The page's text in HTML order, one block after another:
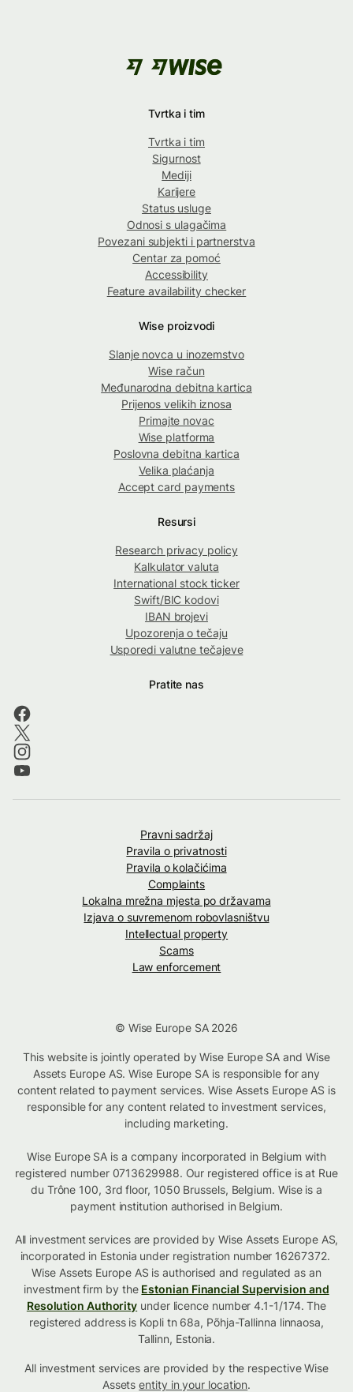
Tvrtka i tim
Tvrtka i tim
Sigurnost
Mediji
Karijere
Status usluge
Odnosi s ulagačima
Povezani subjekti i partnerstva
Centar za pomoć
Accessibility
Feature availability checker
Wise proizvodi
Slanje novca u inozemstvo
Wise račun
Međunarodna debitna kartica
Prijenos velikih iznosa
Primajte novac
Wise platforma
Poslovna debitna kartica
Velika plaćanja
Accept card payments
Resursi
Research privacy policy
Kalkulator valuta
International stock ticker
Swift/BIC kodovi
IBAN brojevi
Upozorenja o tečaju
Usporedi valutne tečajeve
Pratite nas
Pravni sadržaj
Pravila o privatnosti
Pravila o kolačićima
Complaints
Lokalna mrežna mjesta po državama
Izjava o suvremenom robovlasništvu
Intellectual property
Scams
Law enforcement
© Wise Europe SA 2026
This website is jointly operated by Wise Europe SA and Wise
Assets Europe AS. Wise Europe SA is responsible for any
content related to payment services. Wise Assets Europe AS is
responsible for any content related to investment services,
including marketing.
Wise Europe SA is a company incorporated in Belgium with
registered number 0713629988. Our registered office is at Rue
du Trône 100, 3rd floor, 1050 Brussels, Belgium. Wise is a
payment institution authorised in Belgium.
All investment services are provided by Wise Assets Europe AS,
incorporated in Estonia under registration number 16267372.
Wise Assets Europe AS is authorised and regulated as an
investment firm by the Estonian Financial Supervision and
Resolution Authority under licence number 4.1-1/174. The
registered address is Kopli tn 68a, Põhja-Tallinna linnaosa,
Tallinn, Estonia.
All investment services are provided by the respective Wise
Assetsentity in your location.